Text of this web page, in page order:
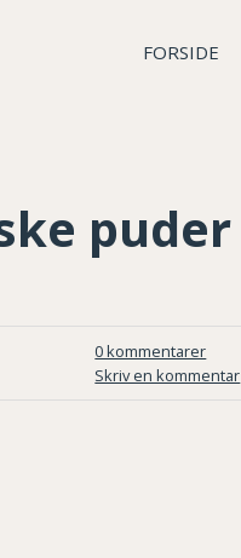
FORSIDE
puder
0 kommentarer
Skriv en kommentar